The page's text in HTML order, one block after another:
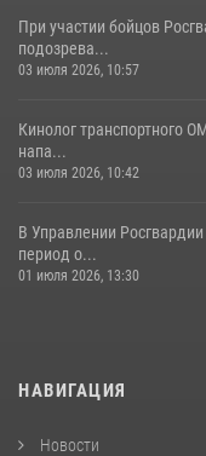
При участии бойцов
подозрева...
03 июля 2026, 10:57
Кинолог транспортного
напа...
03 июля 2026, 10:42
В Управлении
период о...
01 июля 2026, 13:30
НАВИГАЦИЯ
Новости